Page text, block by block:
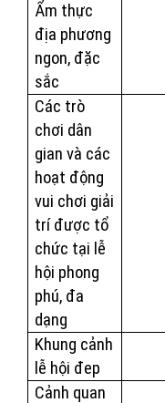
Ẩm thực
địa phương
ngon, đặc
sắc
Các trò
chơi dân
gian và các
hoạt động
vui chơi giải
trí được tổ
chức tại lễ
hội phong
phú, đa
dạng
Khung cảnh
lễ hội đep
Cảnh quan